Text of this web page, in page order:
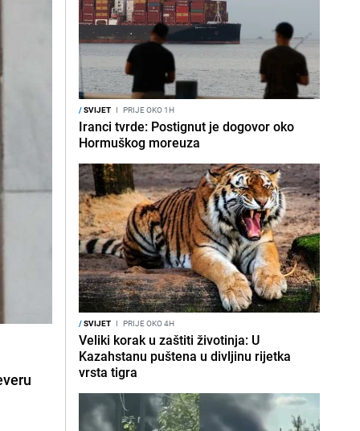
/SVIJET I PRIJE OKO 1H
Iranci tvrde: Postignut je dogovor oko
Hormuškog moreuza
/SVIJET I PRIJE OKO 4H
Veliki korak u zaštiti životinja: U
Kazahstanu puštena u divljinu rijetka
vrsta tigra